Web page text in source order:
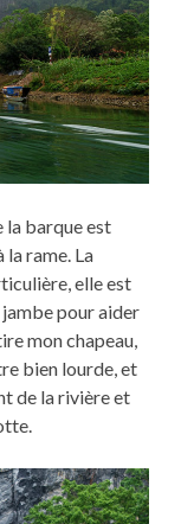
la barque est
la rame. La
elle est
jambe pour aider
mon chapeau,
bien lourde, et
de la rivière et